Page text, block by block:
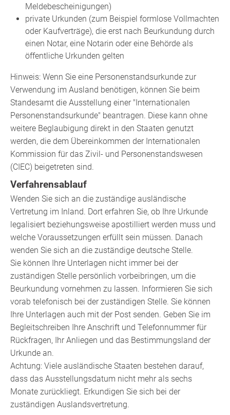
Meldebescheinigungen)
private Urkunden (zum Beispiel formlose Vollmachten
oder Kaufverträge), die erst nach Beurkundung durch
einen Notar, eine Notarin oder eine Behörde als
öffentliche Urkunden gelten
Hinweis: Wenn Sie eine Personenstandsurkunde zur
Verwendung im Ausland benötigen, können Sie beim
Standesamt die Ausstellung einer "Internationalen
Personenstandsurkunde" beantragen. Diese kann ohne
weitere Beglaubigung direkt in den Staaten genutzt
werden, die dem Übereinkommen der Internationalen
Kommission für das Zivil- und Personenstandswesen
(CIEC) beigetreten sind.
Verfahrensablauf
Wenden Sie sich an die zuständige ausländische
Vertretung im Inland. Dort erfahren Sie, ob Ihre Urkunde
legalisiert beziehungsweise apostilliert werden muss und
welche Voraussetzungen erfüllt sein müssen. Danach
wenden Sie sich an die zuständige deutsche Stelle.
Sie können Ihre Unterlagen nicht immer bei der
zuständigen Stelle persönlich vorbeibringen, um die
Beurkundung vornehmen zu lassen. Informieren Sie sich
vorab telefonisch bei der zuständigen Stelle. Sie können
Ihre Unterlagen auch mit der Post senden. Geben Sie im
Begleitschreiben Ihre Anschrift und Telefonnummer für
Rückfragen, Ihr Anliegen und das Bestimmungsland der
Urkunde an.
Achtung: Viele ausländische Staaten bestehen darauf,
dass das Ausstellungsdatum nicht mehr als sechs
Monate zurückliegt. Erkundigen Sie sich bei der
zuständigen Auslandsvertretung.